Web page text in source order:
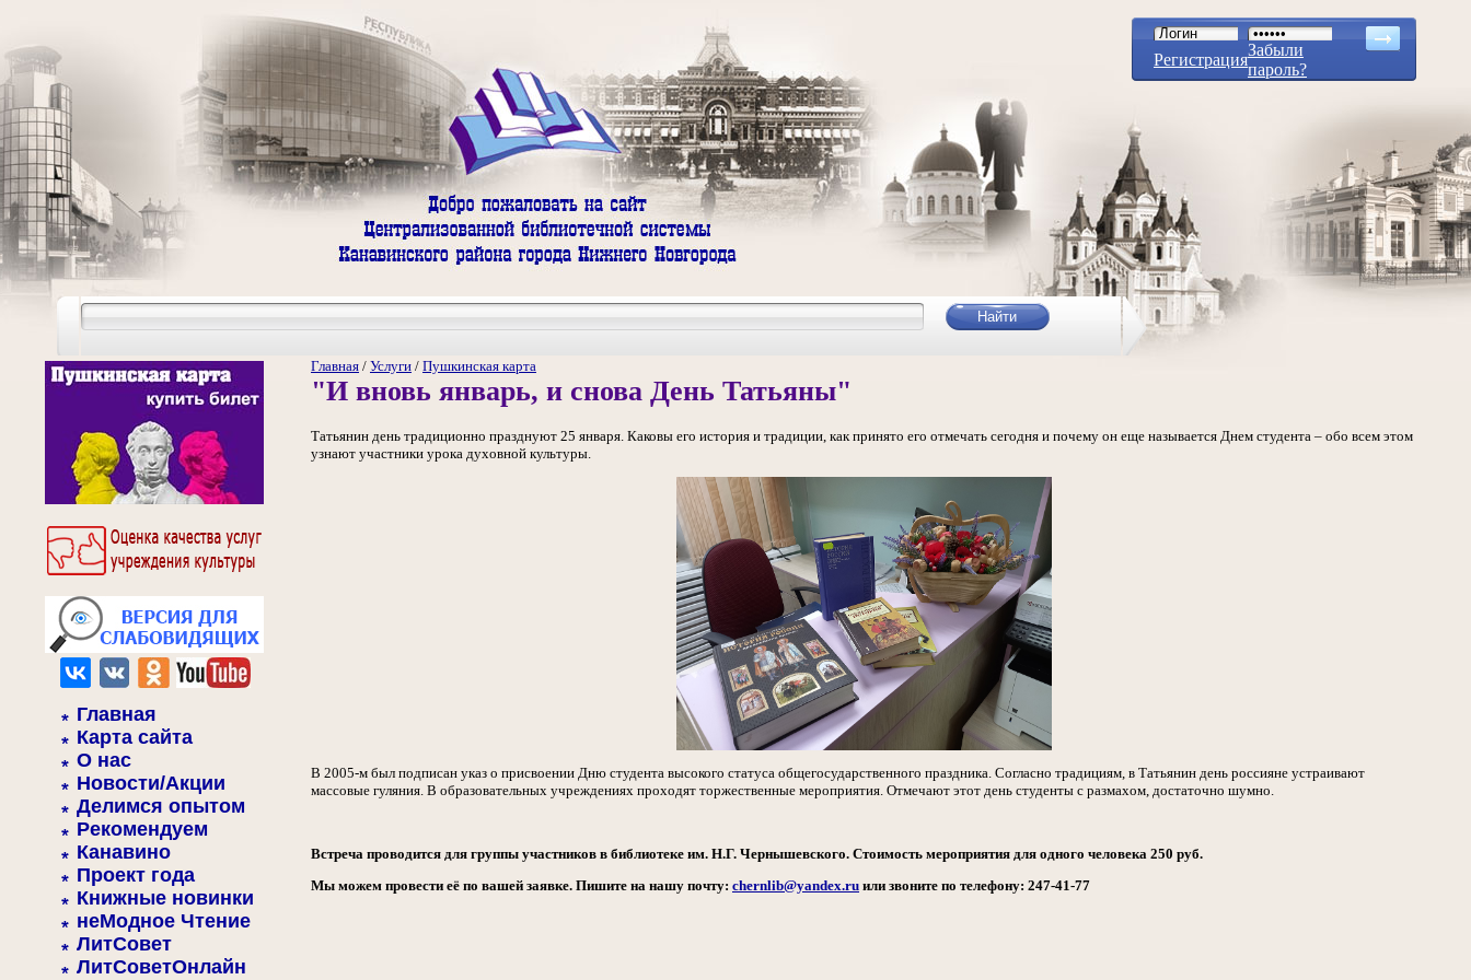
Регистрация
Забыли
пароль?
Главная
Карта сайта
О нас
Новости/Акции
Делимся опытом
Рекомендуем
Канавино
Проект года
Книжные новинки
неМодное Чтение
ЛитСовет
ЛитСоветОнлайн
Главная / Услуги / Пушкинская карта
"И вновь январь, и снова День Татьяны"
Татьянин день традиционно празднуют 25 января. Каковы его история и традиции, как принято его отмечать сегодня и почему он еще называется Днем студента – обо всем этом
узнают участники урока духовной культуры.
В 2005-м был подписан указ о присвоении Дню студента высокого статуса общегосударственного праздника. Согласно традициям, в Татьянин день россияне устраивают
массовые гуляния. В образовательных учреждениях проходят торжественные мероприятия. Отмечают этот день студенты с размахом, достаточно шумно.
Встреча проводится для группы участников в библиотеке им. Н.Г. Чернышевского. Стоимость мероприятия для одного человека 250 руб.
Мы можем провести её по вашей заявке. Пишите на нашу почту: chernlib@yandex.ru или звоните по телефону: 247-41-77